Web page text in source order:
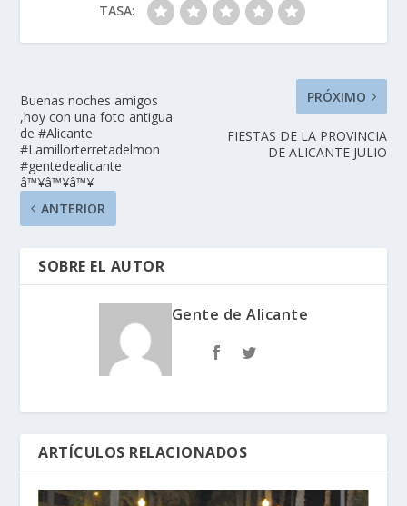
TASA:
Buenas noches amigos
,hoy con una foto antigua
de #Alicante
#Lamillorterretadelmon
#gentedealicante
â™¥â™¥â™¥
ANTERIOR
PRÓXIMO
FIESTAS DE LA PROVINCIA
DE ALICANTE JULIO
SOBRE EL AUTOR
Gente de Alicante
ARTÍCULOS RELACIONADOS